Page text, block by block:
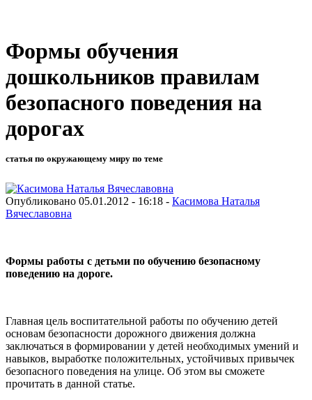
Формы обучения
дошкольников правилам
безопасного поведения на
дорогах
статья по окружающему миру по теме
Опубликовано 05.01.2012 - 16:18 - Касимова Наталья
Вячеславовна
Формы работы с детьми по обучению безопасному
поведению на дороге.
Главная цель воспитательной работы по обучению детей
основам безопасности дорожного движения должна
заключаться в формировании у детей необходимых умений и
навыков, выработке положительных, устойчивых привычек
безопасного поведения на улице. Об этом вы сможете
прочитать в данной статье.